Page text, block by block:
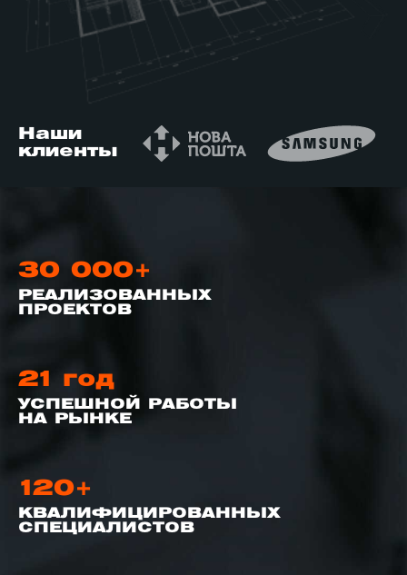
Наши
клиенты
30 000+
РЕАЛИЗОВАННЫХ
ПРОЕКТОВ
21 год
УСПЕШНОЙ РАБОТЫ
НА РЫНКЕ
120+
КВАЛИФИЦИРОВАННЫХ
СПЕЦИАЛИСТОВ